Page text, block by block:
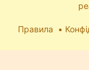
Правила